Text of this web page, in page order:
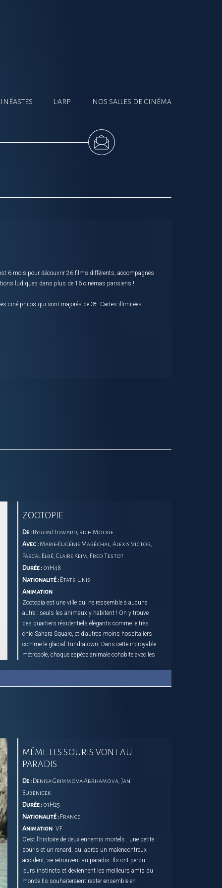
L'ARP NOS SALLES DE CINÉMA
6 mois pour découvrir 26 films différents, accompagnés
ludiques dans plus de 16 cinémas parisiens !
ciné-philos qui sont majorés de 3€. Cartes illimitées
ZOOTOPIE
De : Byron Howard, Rich Moore
Avec : Marie-Eugénie Maréchal, Alexis Victor,
Pascal Elbé, Claire Keim, Fred Testot
Durée : 01H48
Nationalité : États-Unis
Animation
Zootopia est une ville qui ne ressemble à aucune
autre : seuls les animaux y habitent ! On y trouve
des quartiers résidentiels élégants comme le très
chic Sahara Square, et d’autres moins hospitaliers
comme le glacial Tundratown. Dans cette incroyable
métropole, chaque espèce animale cohabite avec les
Zootopia ! Lorsque Judy Hopps fait son entrée dans
Wilde, un renard à la langue bien pendue et véritable
MÊME LES SOURIS VONT AU
PARADIS
De : Denisa Grimmova-Abrhamova, Jan
Bubenicek
Durée : 01H25
Nationalité : France
Animation VF
C’est l’histoire de deux ennemis mortels : une petite
souris et un renard, qui après un malencontreux
accident, se retrouvent au paradis. Ils ont perdu
leurs instincts et deviennent les meilleurs amis du
monde.Ils souhaiteraient rester ensemble en